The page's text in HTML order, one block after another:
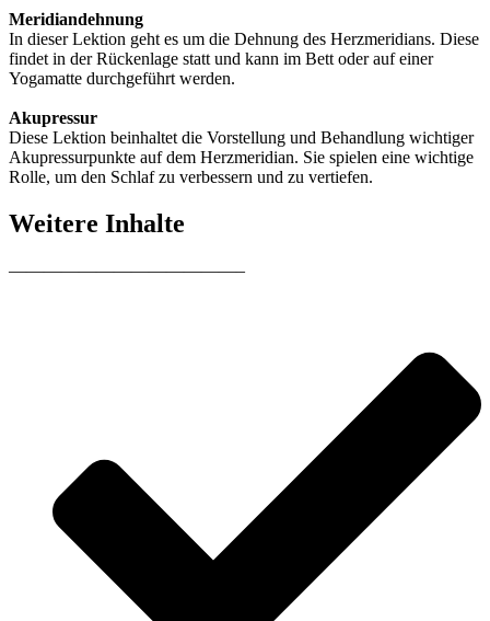
Meridiandehnung
In dieser Lektion geht es um die Dehnung des Herzmeridians. Diese
findet in der Rückenlage statt und kann im Bett oder auf einer
Yogamatte durchgeführt werden.
Akupressur
Diese Lektion beinhaltet die Vorstellung und Behandlung wichtiger
Akupressurpunkte auf dem Herzmeridian. Sie spielen eine wichtige
Rolle, um den Schlaf zu verbessern und zu vertiefen.
Weitere Inhalte
—————————————–